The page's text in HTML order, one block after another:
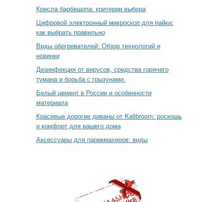
Кресла барбешопа: критерии выбора
Цифровой электронный микроскоп для пайки:
как выбрать правильно
Виды обогревателей: Обзор технологий и
новинки
Дезинфекция от вирусов, средства горячего
тумана и борьба с грызунами.
Белый цемент в России и особенности
материала
Красивые дорогие диваны от Kalibroom: роскошь
и комфорт для вашего дома
Аксессуары для парикмахеров: виды